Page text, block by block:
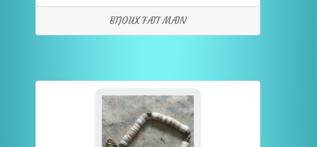
BIJOUX FAIT MAIN